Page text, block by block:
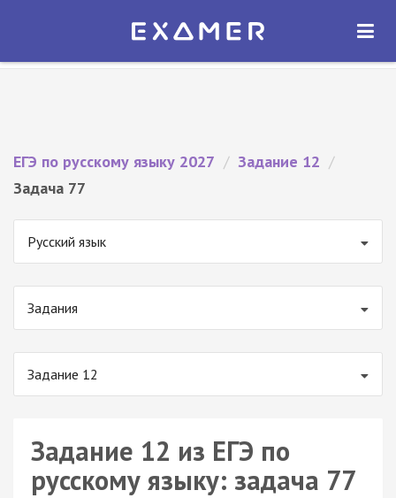
Экзамер — ЕГЭ 2027
ОТКРЫТЬ
ЕГЭ по русскому языку 2027 / Задание 12 /
Задача 77
Русский язык
Задания
Задание 12
Задание 12 из ЕГЭ по
русскому языку: задача 77